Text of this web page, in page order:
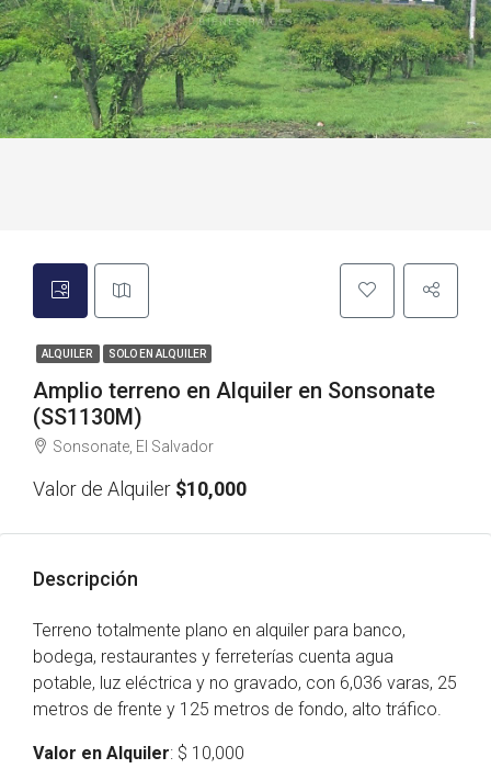
ALQUILER SOLO EN ALQUILER
Amplio terreno en Alquiler en Sonsonate
(SS1130M)
Sonsonate, El Salvador
Valor de Alquiler $10,000
Descripción
Terreno totalmente plano en alquiler para banco,
bodega, restaurantes y ferreterías cuenta agua
potable, luz eléctrica y no gravado, con 6,036 varas, 25
metros de frente y 125 metros de fondo, alto tráfico.
Valor en Alquiler: $ 10,000